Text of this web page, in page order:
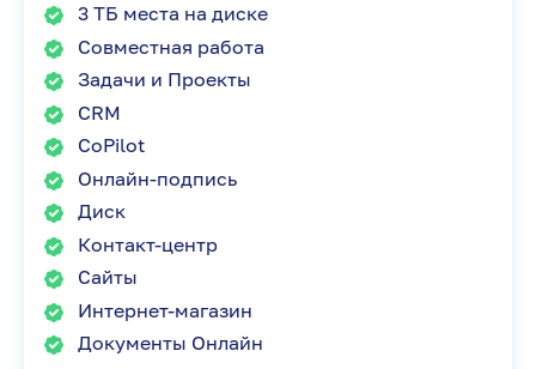
3 ТБ места на диске
Совместная работа
Задачи и Проекты
CRM
CoPilot
Онлайн-подпись
Диск
Контакт-центр
Сайты
Интернет-магазин
Документы Онлайн